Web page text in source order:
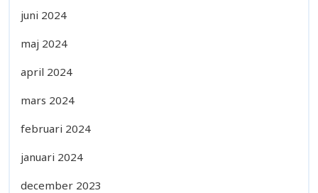
juni 2024
maj 2024
april 2024
mars 2024
februari 2024
januari 2024
december 2023